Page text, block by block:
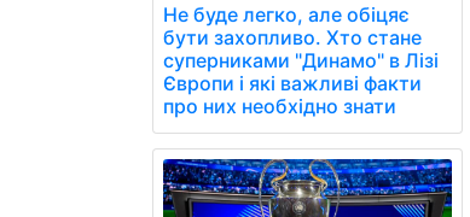
Не буде легко, але обіцяє
бути захопливо. Хто стане
суперниками "Динамо" в Лізі
Європи і які важливі факти
про них необхідно знати